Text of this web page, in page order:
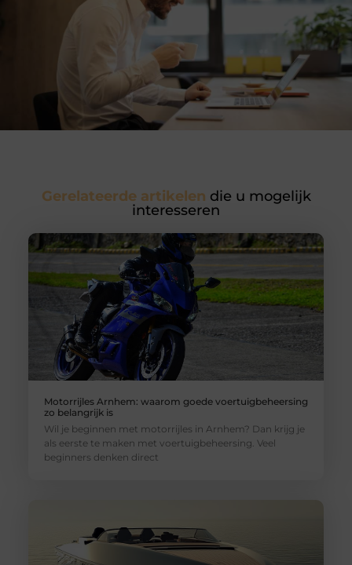
Gerelateerde artikelen die u mogelijk
interesseren
Motorrijles Arnhem: waarom goede voertuigbeheersing
zo belangrijk is
Wil je beginnen met motorrijles in Arnhem? Dan krijg je
als eerste te maken met voertuigbeheersing. Veel
beginners denken direct